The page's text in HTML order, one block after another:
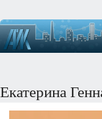
Екатерина